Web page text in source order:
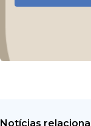
Notícias